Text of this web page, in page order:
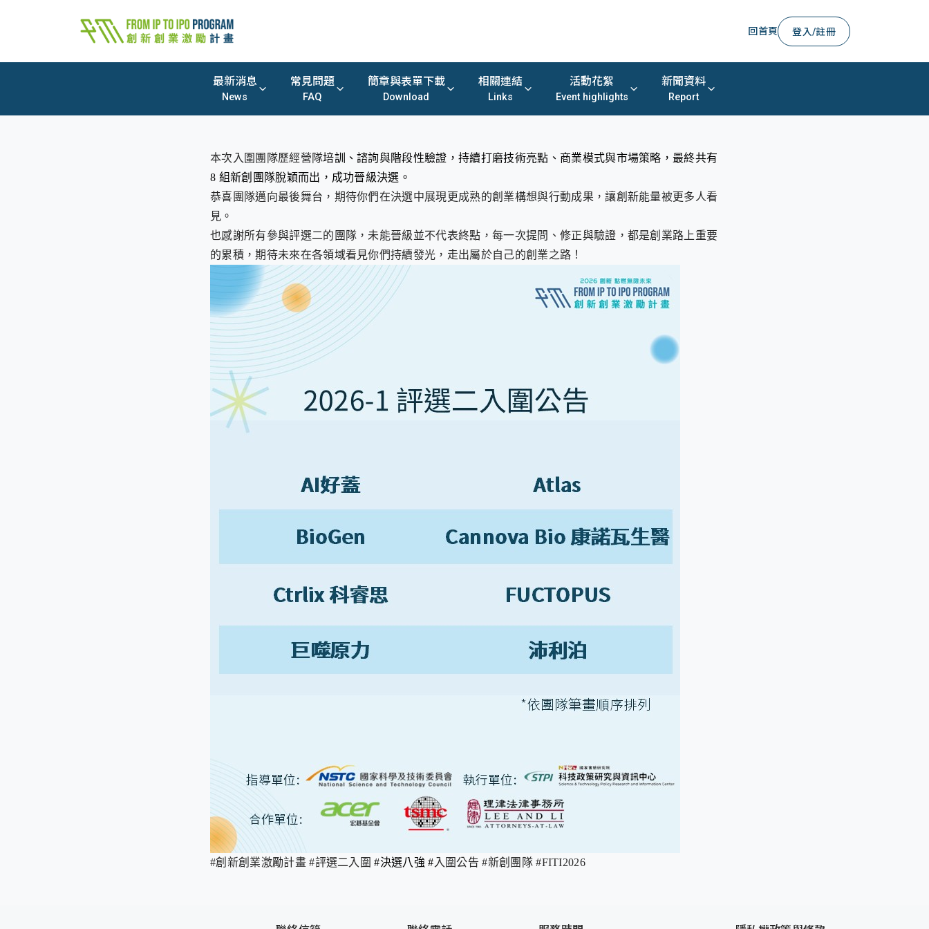
回首頁 登入/註冊
最新消息
News
常見問題
FAQ
簡章與表單下載
Download
相關連結
Links
活動花絮
Event highlights
新聞資料
Report
本次入圍團隊歷經營隊培訓、諮詢與階段性驗證，持續打磨技術亮點、商業模式與市場策略，最終共有
8 組新創團隊脫穎而出，成功晉級決選。
恭喜團隊邁向最後舞台，期待你們在決選中展現更成熟的創業構想與行動成果，讓創新能量被更多人看
見。
也感謝所有參與評選二的團隊，未能晉級並不代表終點，每一次提問、修正與驗證，都是創業路上重要
的累積，期待未來在各領域看見你們持續發光，走出屬於自己的創業之路！
#創新創業激勵計畫 #評選二入圍 #決選八強 # 入圍公告 #新創團隊 #FITI2026